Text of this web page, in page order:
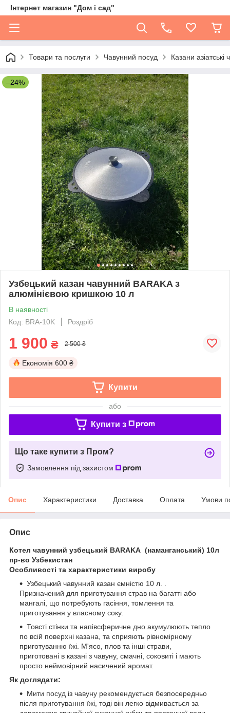
Інтернет магазин "Дом і сад"
Товари та послуги Чавунний посуд Казани азіатські
–24%
Узбецький казан чавунний BARAKA з
алюмінієвою кришкою 10 л
В наявності
Код: BRA-10K
Роздріб
1 900 ₴ 2 500 ₴
Економія 600 ₴
Купити
або
Купити з
Що таке купити з Пром?
Замовлення під захистом
Опис Характеристики Доставка Оплата Умови
Опис
Котел чавунний узбецький BARAKA (наманганський) 10л
пр-во Узбекистан
Особливості та характеристики виробу
Узбецький чавунний казан ємністю 10 л. .
Призначений для приготування страв на багатті або
мангалі, що потребують гасіння, томлення та
приготування у власному соку.
Товсті стінки та напівсферичне дно акумулюють тепло
по всій поверхні казана, та сприяють рівномірному
приготуванню їжі. М'ясо, плов та інші страви,
приготовані в казані з чавуну, смачні, соковиті і мають
просто неймовірний насичений аромат.
Як доглядати:
Мити посуд із чавуну рекомендується безпосередньо
після приготування їжі, тоді він легко відмивається за